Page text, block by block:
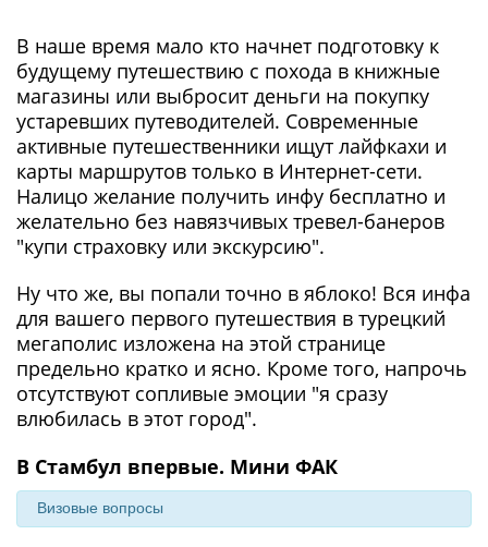
В наше время мало кто начнет подготовку к
будущему путешествию с похода в книжные
магазины или выбросит деньги на покупку
устаревших путеводителей. Современные
активные путешественники ищут лайфкахи и
карты маршрутов только в Интернет-сети.
Налицо желание получить инфу бесплатно и
желательно без навязчивых тревел-банеров
"купи страховку или экскурсию".
Ну что же, вы попали точно в яблоко! Вся инфа
для вашего первого путешествия в турецкий
мегаполис изложена на этой странице
предельно кратко и ясно. Кроме того, напрочь
отсутствуют сопливые эмоции "я сразу
влюбилась в этот город".
В Стамбул впервые. Мини ФАК
Визовые вопросы